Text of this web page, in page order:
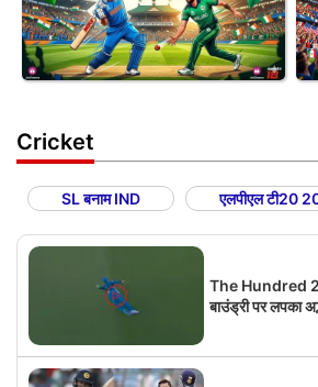
Cricket
SL बनाम IND एलपीएल टी20
The Hundred
बाउंड्री पर लपका